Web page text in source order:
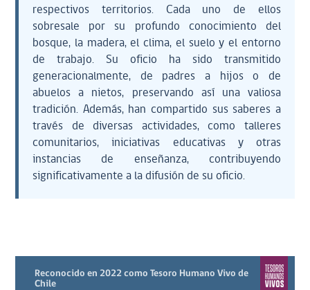
respectivos territorios. Cada uno de ellos
sobresale por su profundo conocimiento del
bosque, la madera, el clima, el suelo y el entorno
de trabajo. Su oficio ha sido transmitido
generacionalmente, de padres a hijos o de
abuelos a nietos, preservando así una valiosa
tradición. Además, han compartido sus saberes a
través de diversas actividades, como talleres
comunitarios, iniciativas educativas y otras
instancias de enseñanza, contribuyendo
significativamente a la difusión de su oficio.
Reconocido en 2022 como Tesoro Humano Vivo de
Chile